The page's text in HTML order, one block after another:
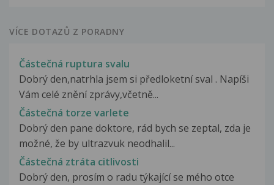
VÍCE DOTAZŮ Z PORADNY
Částečná ruptura svalu
Dobrý den,natrhla jsem si předloketní sval . Napíši
Vám celé znění zprávy,včetně...
Částečná torze varlete
Dobrý den pane doktore, rád bych se zeptal, zda je
možné, že by ultrazvuk neodhalil...
Částečná ztráta citlivosti
Dobrý den, prosím o radu týkající se mého otce